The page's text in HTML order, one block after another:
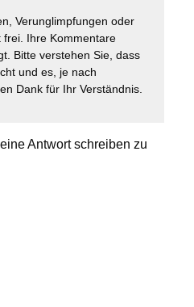
Verunglimpfungen oder
frei. Ihre Kommentare
Bitte verstehen Sie, dass
und es, je nach
Dank für Ihr Verständnis.
Antwort schreiben zu